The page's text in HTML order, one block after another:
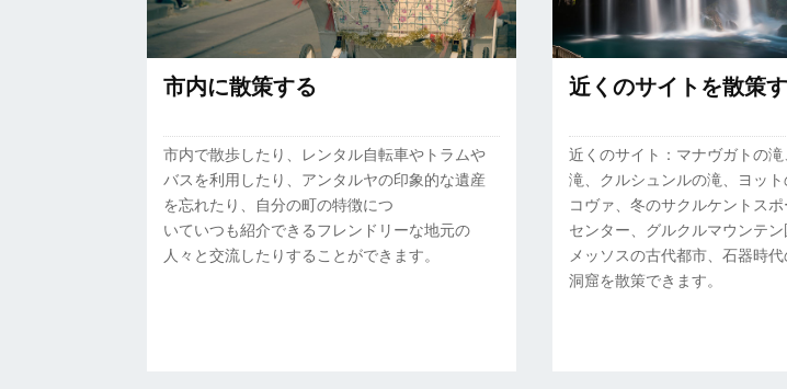
市内に散策する
市内で散歩したり、レンタル自転車やトラムや
バスを利用したり、アンタルヤの印象的な遺産
を忘れたり、自分の町の特徴につ
いていつも紹介できるフレンドリーな地元の
人々と交流したりすることができます。
近くのサイトを散策
近くのサイト：マナヴガトの
滝、クルシュンルの滝、ヨッ
コヴァ、冬のサクルケントスポ
センター、グルクルマウンテ
メッソスの古代都市、石器時
洞窟を散策できます。